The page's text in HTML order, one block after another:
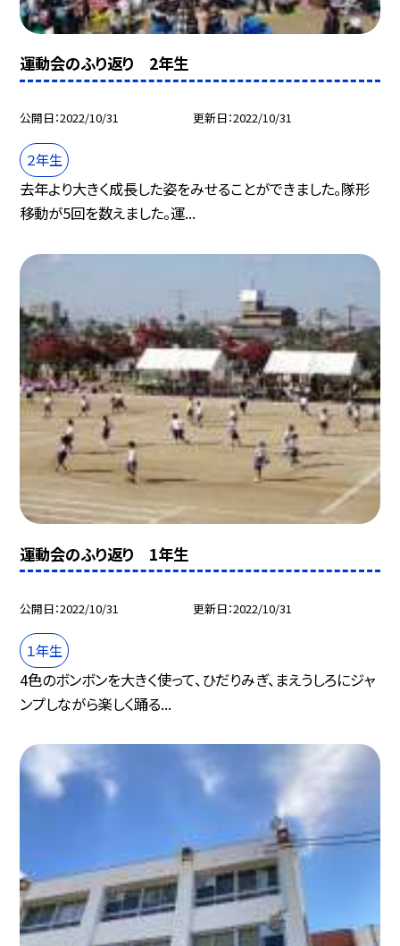
運動会のふり返り 2年生
公開日 2022/10/31 更新日 2022/10/31
２年生
去年より大きく成長した姿をみせることができました。隊形
移動が5回を数えました。運...
運動会のふり返り 1年生
公開日 2022/10/31 更新日 2022/10/31
１年生
4色のボンボンを大きく使って、ひだりみぎ、まえうしろにジャ
ンプしながら楽しく踊る...